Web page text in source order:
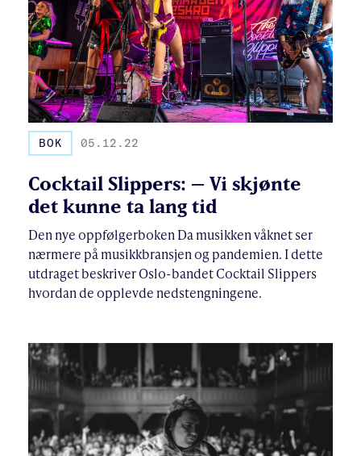
BOK 05.12.22
Cocktail Slippers: – Vi skjønte
det kunne ta lang tid
Den nye oppfølgerboken Da musikken våknet ser
nærmere på musikkbransjen og pandemien. I dette
utdraget beskriver Oslo-bandet Cocktail Slippers
hvordan de opplevde nedstengningene.